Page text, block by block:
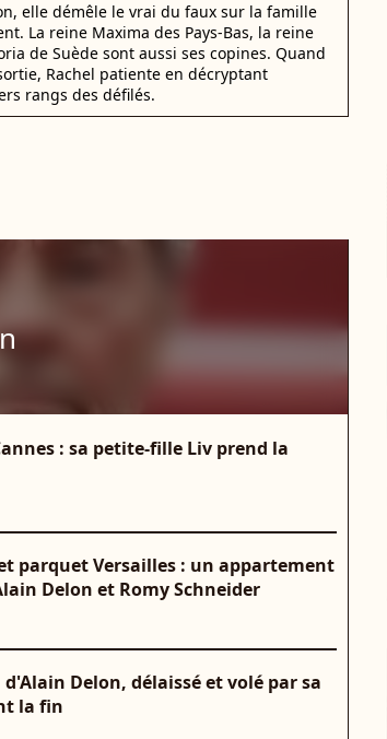
elle démêle le vrai du faux sur la famille
La reine Maxima des Pays-Bas, la reine
de Suède sont aussi ses copines. Quand
Rachel patiente en décryptant
rangs des défilés.
: sa petite-fille Liv prend la
parquet Versailles : un appartement
Delon et Romy Schneider
Delon, délaissé et volé par sa
la fin